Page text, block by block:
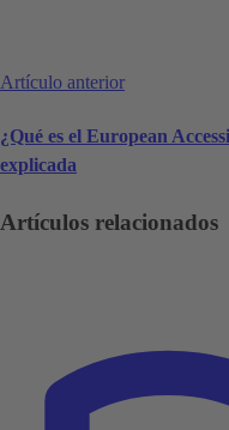
Artículo anterior
¿Qué es el European
explicada
Artículos relacionados